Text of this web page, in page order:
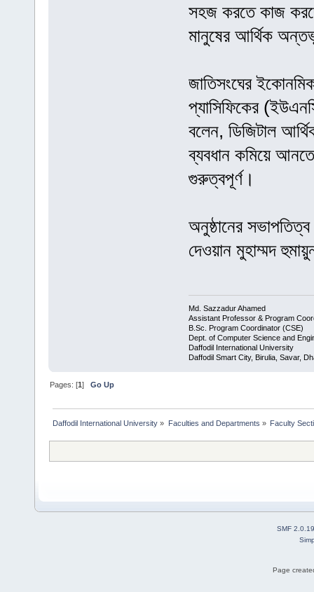
সহজ করতে কাজ
মানুষের আর্থিক
জাতিসংঘের
প্যাসিফিকের
বলেন, ডিজিটাল
ব্যবধান কমিয়ে
গুরুত্বপূর্ণ।
অনুষ্ঠানের
দেওয়ান মুহাম্মদ
Md. Sazzadur Ahamed
Assistant Professor & ​Program
​B.Sc. Program Coordinator (CSE)
Dept. of Computer Science and
Daffodil International University
Daffodil Smart City, Birulia, Savar,
Pages: [1]Go Up
Daffodil International University » Faculties and Departments » Faculty
SMF 2.0.19
Page